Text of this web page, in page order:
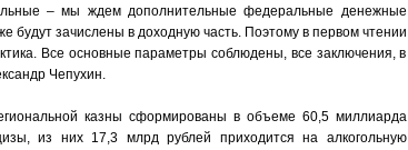
– мы ждем дополнительные федеральные денежные
будут зачислены в доходную часть. Поэтому в первом чтении
Все основные параметры соблюдены, все заключения, в
Чепухин.
казны сформированы в объеме 60,5 миллиарда
из них 17,3 млрд рублей приходится на алкогольную